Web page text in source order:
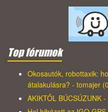
Top fórumok
Okosautók, robottaxik:
átalakulásra? - tomajer
AKIKTŐL BÚCSÚZUNK